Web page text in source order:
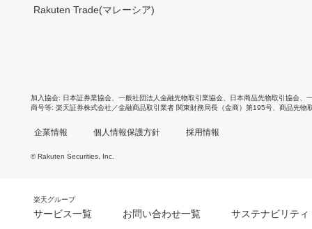
Rakuten Trade(マレーシア)
加入協会 日本証券業協会 一般社団法人金融先物取引業協会 日本商品先物取引協会
商号等 楽天証券株式会社／金融商品取引業者 関東財務局長（金商）第195号、商品先物
企業情報 個人情報保護方針 採用情報
© Rakuten Securities, Inc.
楽天グループ
サービス一覧 お問い合わせ一覧 サステナビリティ